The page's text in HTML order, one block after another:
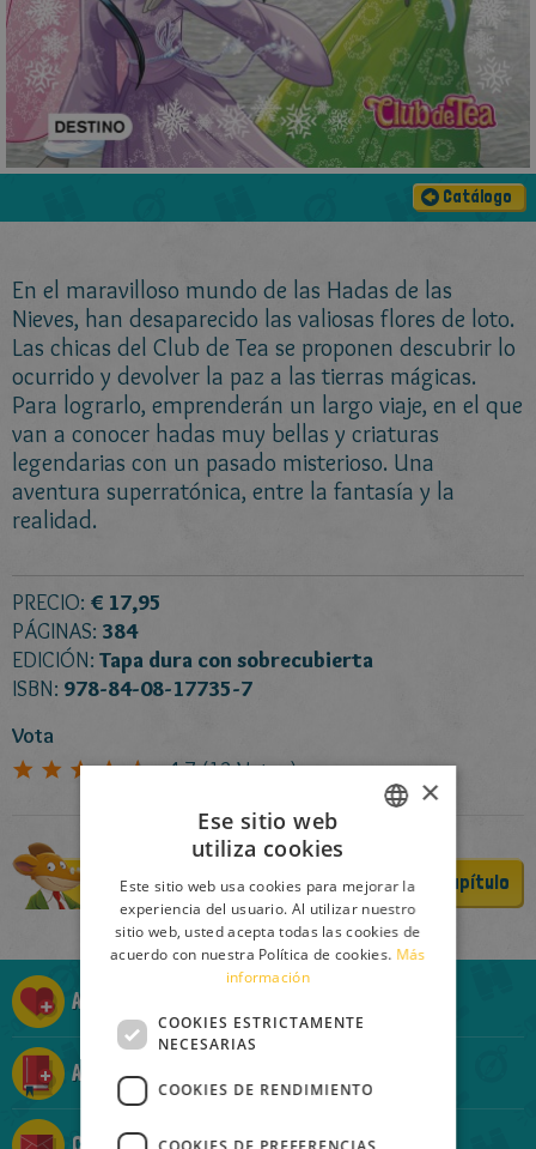
Catálogo
En el maravilloso mundo de las Hadas de las
Nieves, han desaparecido las valiosas flores de loto.
Las chicas del Club de Tea se proponen descubrir lo
ocurrido y devolver la paz a las tierras mágicas.
Para lograrlo, emprenderán un largo viaje, en el que
van a conocer hadas muy bellas y criaturas
legendarias con un pasado misterioso. Una
aventura superratónica, entre la fantasía y la
realidad.
PRECIO: € 17,95
PÁGINAS: 384
EDICIÓN: Tapa dura con sobrecubierta
ISBN: 978-84-08-17735-7
Vota
4.7(12Votos)
Comprar Lee un capítulo
Añadir a la Ratolista
Añadir a la Ratocolección
ITALIAN
ENGLISH
FRENCH
SPANISH
HUNGARIAN
PORTUGUESE
×
Ese sitio web
utiliza cookies
Este sitio web usa cookies para mejorar la
experiencia del usuario. Al utilizar nuestro
sitio web, usted acepta todas las cookies de
acuerdo con nuestra Política de cookies. Más
información
COOKIES ESTRICTAMENTE
NECESARIAS
COOKIES DE RENDIMIENTO